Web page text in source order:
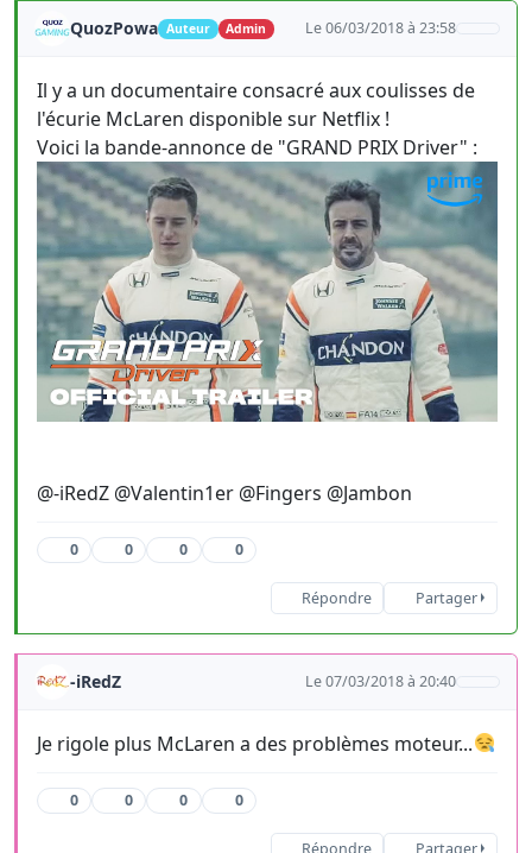
QuozPowa Auteur Admin Le 06/03/2018 à 23:58
Il y a un documentaire consacré aux coulisses de
l'écurie McLaren disponible sur Netflix !
Voici la bande-annonce de "GRAND PRIX Driver" :
@-iRedZ @Valentin1er @Fingers @Jambon
0 0 0 0
Répondre Partager
-iRedZ Le 07/03/2018 à 20:40
Je rigole plus McLaren a des problèmes moteur...
0 0 0 0
Répondre Partager